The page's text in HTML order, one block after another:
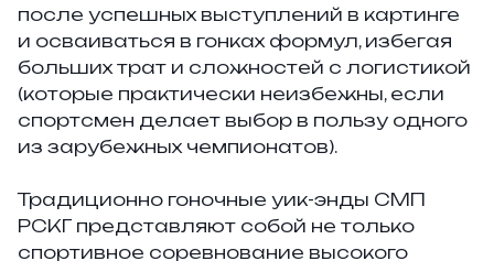
после успешных выступлений в картинге
и осваиваться в гонках формул, избегая
больших трат и сложностей с логистикой
(которые практически неизбежны, если
спортсмен делает выбор в пользу одного
из зарубежных чемпионатов).
Традиционно гоночные уик-энды СМП
РСКГ представляют собой не только
спортивное соревнование высокого